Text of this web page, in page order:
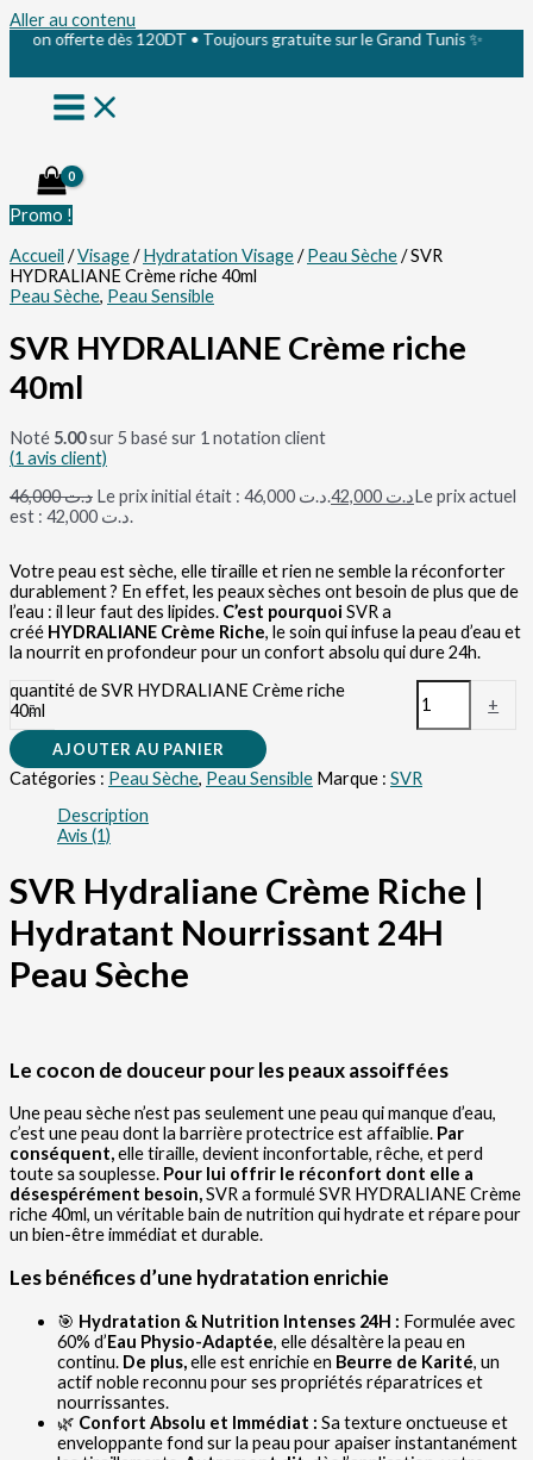
Aller au contenu
offerte dès 120DT • Toujours gratuite sur le Grand Tunis ✨
Promo !
Accueil /Visage/Hydratation Visage/Peau Sèche/ SVR
HYDRALIANE Crème riche 40ml
Peau Sèche, Peau Sensible
SVR HYDRALIANE Crème riche
40ml
Noté 5.00sur 5 basé sur 1 notation client
(1 avis client)
د.ت46,000 Le prix initial était : د.ت 46,000. د.تLe prix actuel
est : د.ت 42,000.
Votre peau est sèche, elle tiraille et rien ne semble la réconforter
durablement ? En effet, les peaux sèches ont besoin de plus que de
l’eau : il leur faut des lipides. C’est pourquoi SVR a
créé HYDRALIANE Crème Riche, le soin qui infuse la peau d’eau et
la nourrit en profondeur pour un confort absolu qui dure 24h.
-
quantité de SVR HYDRALIANE Crème riche
40ml
+
AJOUTER AU PANIER
Catégories : Peau Sèche, Peau Sensible Marque : SVR
Description
Avis (1)
SVR Hydraliane Crème Riche |
Hydratant Nourrissant 24H
Peau Sèche
Le cocon de douceur pour les peaux assoiffées
Une peau sèche n’est pas seulement une peau qui manque d’eau,
c’est une peau dont la barrière protectrice est affaiblie. Par
conséquent,elle tiraille, devient inconfortable, rêche, et perd
toute sa souplesse. Pour lui offrir le réconfort dont elle a
désespérément besoin,SVR a formulé SVR HYDRALIANE Crème
riche 40ml, un véritable bain de nutrition qui hydrate et répare pour
un bien-être immédiat et durable.
Les bénéfices d’une hydratation enrichie
🎯 Hydratation & Nutrition Intenses 24H : Formulée avec
60% d’Eau Physio-Adaptée, elle désaltère la peau en
continu. De plus,elle est enrichie en Beurre de Karité, un
actif noble reconnu pour ses propriétés réparatrices et
nourrissantes.
🌿 Confort Absolu et Immédiat : Sa texture onctueuse et
enveloppante fond sur la peau pour apaiser instantanément